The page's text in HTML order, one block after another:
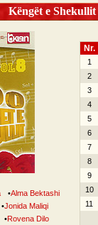
Këngët e
•Alma Bektashi
•Jonida Maliqi
•Rovena Dilo
Nr.
1
2
3
4
5
6
7
8
9
10
11